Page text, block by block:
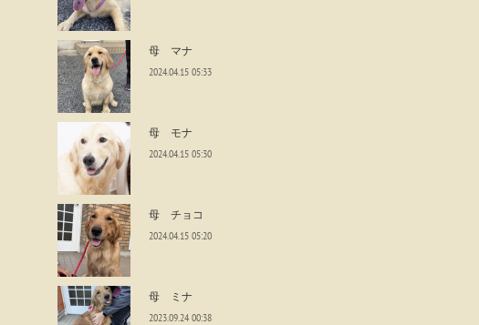
母 マナ
2024.04.15 05:33
母 モナ
2024.04.15 05:30
母 チョコ
2024.04.15 05:20
母 ミナ
2023.09.24 00:38